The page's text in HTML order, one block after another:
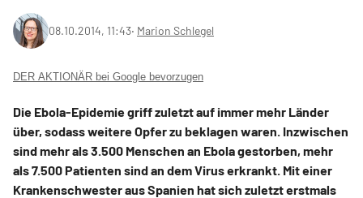
08.10.2014, 11:43‧ Marion Schlegel
DER AKTIONÄR bei Google bevorzugen
Die Ebola-Epidemie griff zuletzt auf immer mehr Länder
über, sodass weitere Opfer zu beklagen waren. Inzwischen
sind mehr als 3.500 Menschen an Ebola gestorben, mehr
als 7.500 Patienten sind an dem Virus erkrankt. Mit einer
Krankenschwester aus Spanien hat sich zuletzt erstmals